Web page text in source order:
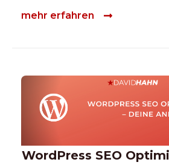
mehr erfahren
WordPress SEO